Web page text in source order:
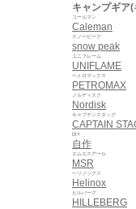
キャンプギア
Caleman
コールマン
snow peak
スノーピーク
UNIFLAME
ユニフレーム
PETROMAX
ペトロマックス
Nordisk
ノルディスク
CAPTAIN
キャプテンスタッグ
自作
DIY
MSR
エムエスアール
Helinox
ヘリノックス
HILLEBERG
ヒルバーグ